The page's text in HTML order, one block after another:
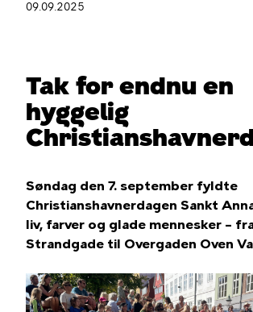
09.09.2025
Tak for endnu en
hyggelig
Søndag den 7. september fyldte
Christianshavnerdagen Sankt
liv, farver og glade mennesker –
Strandgade til Overgaden Oven